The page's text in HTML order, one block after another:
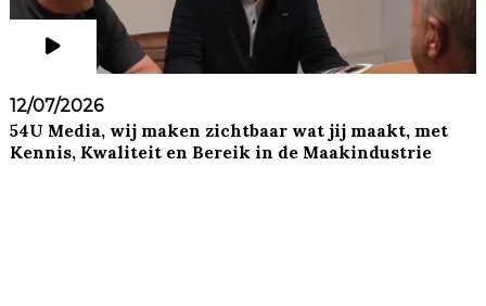
12/07/2026
54U Media, wij maken zichtbaar wat jij maakt, met
Kennis, Kwaliteit en Bereik in de Maakindustrie